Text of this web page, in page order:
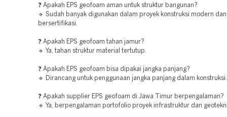
❓ Apakah EPS geofoam aman untuk struktur bangunan?
🔹 Sudah banyak digunakan dalam proyek konstruksi modern dan
bersertifikasi.
❓ Apakah EPS geofoam tahan jamur?
🔹 Ya, tahan struktur material tertutup.
❓ Apakah EPS geofoam bisa dipakai jangka panjang?
🔹 Dirancang untuk penggunaan jangka panjang dalam konstruksi.
❓ Apakah supplier EPS geofoam di Jawa Timur berpengalaman?
🔹 Ya, berpengalaman portofolio proyek infrastruktur dan